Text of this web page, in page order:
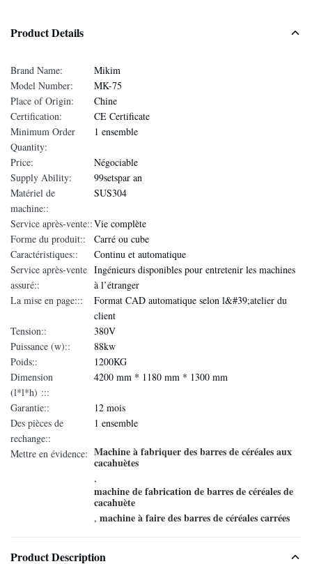
Product Details
Brand Name:
Mikim
Model Number:
MK-75
Place of Origin:
Chine
Certification:
CE Certificate
Minimum Order
Quantity:
1 ensemble
Price:
Négociable
Supply Ability:
99setspar an
Matériel de
machine::
SUS304
Service après-vente::Vie complète
Forme du produit::
Carré ou cube
Caractéristiques::
Continu et automatique
Service après-vente
assuré::
Ingénieurs disponibles pour entretenir les machines
à l’étranger
La mise en page:::
Format CAD automatique selon l&#39;atelier du
client
Tension::
380V
Puissance (w)::
88kw
Poids::
1200KG
Dimension
(l*l*h) :::
4200 mm * 1180 mm * 1300 mm
Garantie::
12 mois
Des pièces de
rechange::
1 ensemble
Mettre en évidence: Machine à fabriquer des barres de céréales aux
cacahuètes
,
machine de fabrication de barres de céréales de
cacahuète
, machine à faire des barres de céréales carrées
Product Description